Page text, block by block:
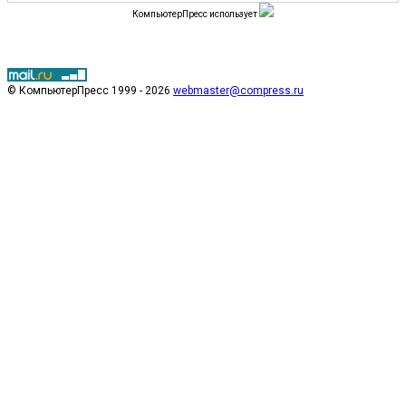
КомпьютерПресс использует
© КомпьютерПресс 1999 - 2026 webmaster@compress.ru